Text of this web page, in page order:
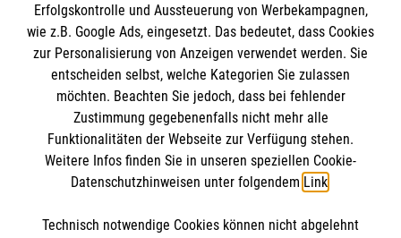
Impressum
Datenschutz
Kontakt
Barrierefreiheit
Die Malteser
Malteser in Deutschland
Malteserorden
Sharepoint
Spendenkonto
Erfolgskontrolle und Aussteuerung von Werbekampagnen,
wie z.B. Google Ads, eingesetzt. Das bedeutet, dass Cookies
zur Personalisierung von Anzeigen verwendet werden. Sie
entscheiden selbst, welche Kategorien Sie zulassen
möchten. Beachten Sie jedoch, dass bei fehlender
Zustimmung gegebenenfalls nicht mehr alle
Funktionalitäten der Webseite zur Verfügung stehen.
Weitere Infos finden Sie in unseren speziellen Cookie-
Datenschutzhinweisen unter folgendem Link.
Technisch notwendige Cookies können nicht abgelehnt